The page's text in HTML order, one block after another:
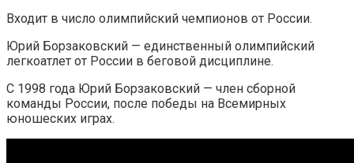
Входит в число олимпийский чемпионов от России.
Юрий Борзаковский — единственный олимпийский
легкоатлет от России в беговой дисциплине.
С 1998 года Юрий Борзаковский — член сборной
команды России, после победы на Всемирных
юношеских играх.